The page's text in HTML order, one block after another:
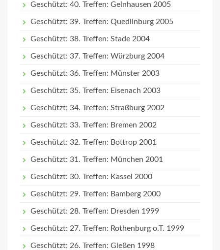
Geschützt: 40. Treffen: Gelnhausen 2005
Geschützt: 39. Treffen: Quedlinburg 2005
Geschützt: 38. Treffen: Stade 2004
Geschützt: 37. Treffen: Würzburg 2004
Geschützt: 36. Treffen: Münster 2003
Geschützt: 35. Treffen: Eisenach 2003
Geschützt: 34. Treffen: Straßburg 2002
Geschützt: 33. Treffen: Bremen 2002
Geschützt: 32. Treffen: Bottrop 2001
Geschützt: 31. Treffen: München 2001
Geschützt: 30. Treffen: Kassel 2000
Geschützt: 29. Treffen: Bamberg 2000
Geschützt: 28. Treffen: Dresden 1999
Geschützt: 27. Treffen: Rothenburg o.T. 1999
Geschützt: 26. Treffen: Gießen 1998